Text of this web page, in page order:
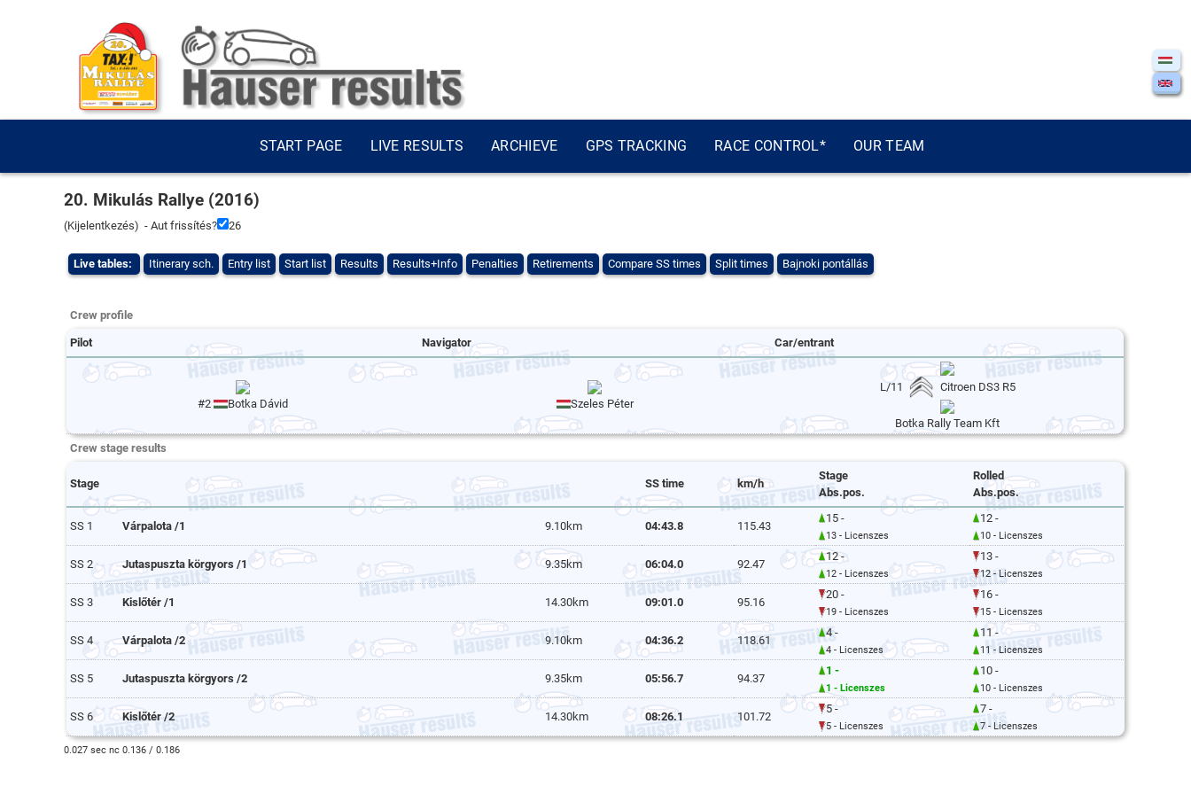
START PAGE LIVE RESULTS ARCHIEVE GPS TRACKING RACE CONTROL* OUR TEAM
20. Mikulás Rallye (2016)
(Kijelentkezés) - Aut frissítés? 26
Live tables: Itinerary sch. Entry list Start list Results Results+Info Penalties Retirements Compare SS times Split times Bajnoki pontállás
Crew profile
Pilot Navigator Car/entrant
#2 Botka Dávid Szeles Péter
L/11 Citroen DS3 R5
Botka Rally Team Kft
Crew stage results
Stage SS time km/h
Stage
Abs.pos.
Rolled
Abs.pos.
SS 1 Várpalota /1 9.10km 04:43.8 115.43
15 -
13 - Licenszes
12 -
10 - Licenszes
SS 2 Jutaspuszta körgyors /1 9.35km 06:04.0 92.47
12 -
12 - Licenszes
13 -
12 - Licenszes
SS 3 Kislőtér /1 14.30km 09:01.0 95.16
20 -
19 - Licenszes
16 -
15 - Licenszes
SS 4 Várpalota /2 9.10km 04:36.2 118.61
4 -
4 - Licenszes
11 -
11 - Licenszes
SS 5 Jutaspuszta körgyors /2 9.35km 05:56.7 94.37
1 -
1 - Licenszes
10 -
10 - Licenszes
SS 6 Kislőtér /2 14.30km 08:26.1 101.72
5 -
5 - Licenszes
7 -
7 - Licenszes
0.027 sec nc 0.136 / 0.186